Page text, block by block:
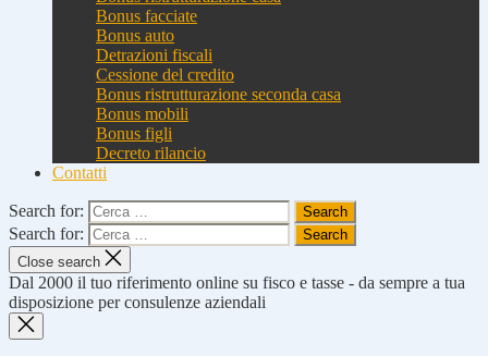
Bonus facciate
Bonus auto
Detrazioni fiscali
Cessione del credito
Bonus ristrutturazione seconda casa
Bonus mobili
Bonus figli
Decreto rilancio
Contatti
Search for:
Search for:
Close search
Dal 2000 il tuo riferimento online su fisco e tasse - da sempre a tua
disposizione per consulenze aziendali